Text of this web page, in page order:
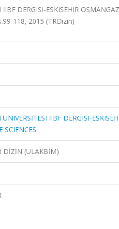
DERGISI-ESKISEHIR
118, 2015 (TRDizin)
IIBF DERGISI-
SCIENCES
DİZİN (ULAKBİM)